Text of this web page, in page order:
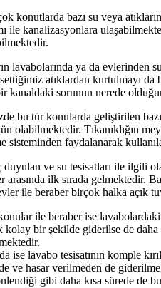
konutlarda bazı su veya
ile kanalizasyonlara
lavabolarında ya da evlerinden
atıklardan kurtulmayı da
bir kanaldaki sorunun nerede
bu tür konularda geliştirilen
olabilmektedir. Tıkanıklığın
sisteminden faydalanarak
ve su tesisatları ile ilgili
arasında ilk sırada gelmektedir.
ile beraber birçok halka açık
ile beraber ise lavabolardaki
kolay bir şekilde giderilse de
ise lavabo tesisatının komple
ve hasar verilmeden de
gibi daha kısa sürede